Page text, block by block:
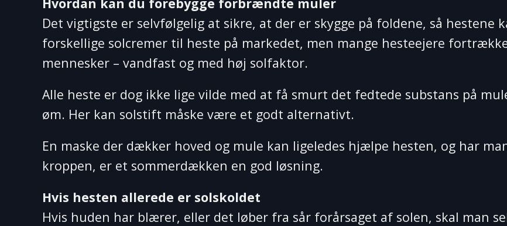
Det vigtigste er selvfølgelig at sikre, at der er skygge på foldene, så hestene
forskellige solcremer til heste på markedet, men mange hesteejere
mennesker – vandfast og med høj solfaktor.
Alle heste er dog ikke lige vilde med at få smurt det fedtede substans på
øm. Her kan solstift måske være et godt alternativt.
En maske der dækker hoved og mule kan ligeledes hjælpe hesten, og har
kroppen, er et sommerdækken en god løsning.
Hvis hesten allerede er solskoldet
Hvis huden har blærer, eller det løber fra sår forårsaget af solen, skal man